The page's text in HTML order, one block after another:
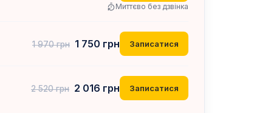
Миттєво без дзвінка
1 970грн 1 750 грн Записатися
2 520грн 2 016 грн Записатися